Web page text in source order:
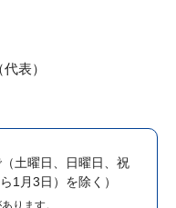
表）
（土曜日、日曜日、祝
1月3日）を除く）
ります。